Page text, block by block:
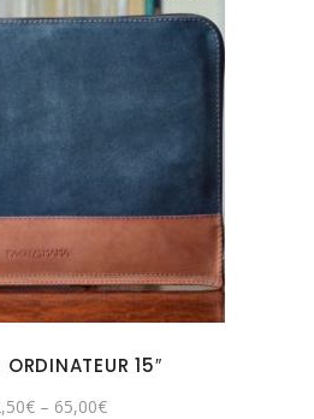
ORDINATEUR 15″
€ – 65,00€